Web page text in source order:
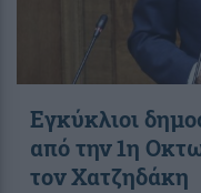
Εγκύκλιοι
από την 1η
τον Χατζηδάκη